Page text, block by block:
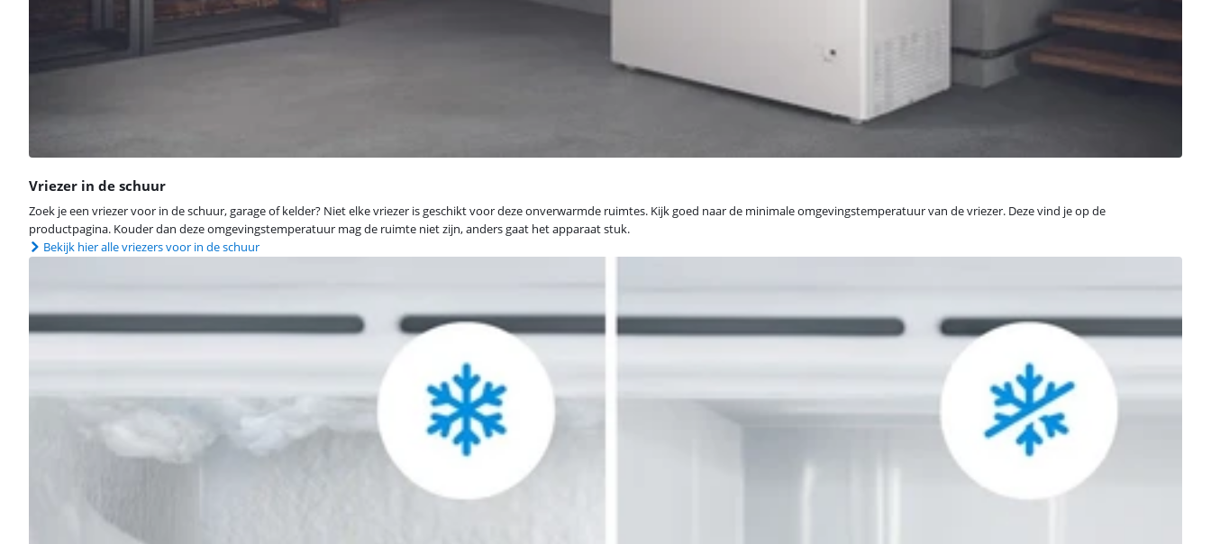
Vriezer in de schuur
Zoek je een vriezer voor in de schuur, garage of kelder? Niet elke vriezer is geschikt voor deze onverwarmde ruimtes. Kijk goed naar de minimale omgevingstemperatuur van de vriezer. Deze vind je op de
productpagina. Kouder dan deze omgevingstemperatuur mag de ruimte niet zijn, anders gaat het apparaat stuk.
Bekijk hier alle vriezers voor in de schuur